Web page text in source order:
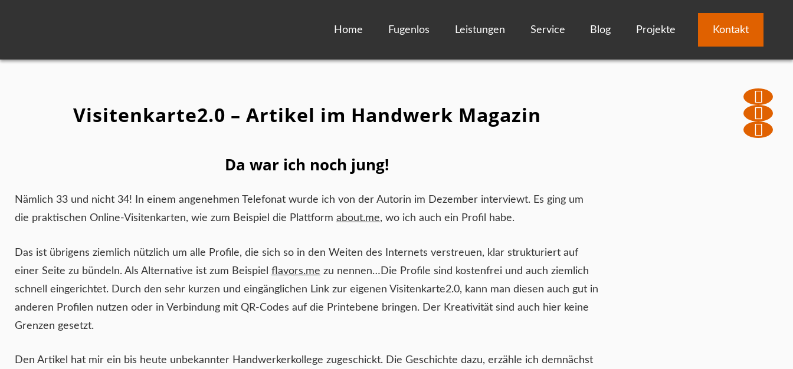
Home Fugenlos Leistungen Service Blog Projekte Kontakt
Visitenkarte2.0 – Artikel im Handwerk Magazin
Da war ich noch jung!
Nämlich 33 und nicht 34! In einem angenehmen Telefonat wurde ich von der Autorin im Dezember interviewt. Es ging um
die praktischen Online-Visitenkarten, wie zum Beispiel die Plattform about.me, wo ich auch ein Profil habe.
Das ist übrigens ziemlich nützlich um alle Profile, die sich so in den Weiten des Internets verstreuen, klar strukturiert auf
einer Seite zu bündeln. Als Alternative ist zum Beispiel flavors.me zu nennen… Die Profile sind kostenfrei und auch ziemlich
schnell eingerichtet. Durch den sehr kurzen und eingänglichen Link zur eigenen Visitenkarte2.0, kann man diesen auch gut in
anderen Profilen nutzen oder in Verbindung mit QR-Codes auf die Printebene bringen. Der Kreativität sind auch hier keine
Grenzen gesetzt.
Den Artikel hat mir ein bis heute unbekannter Handwerkerkollege zugeschickt. Die Geschichte dazu, erzähle ich demnächst